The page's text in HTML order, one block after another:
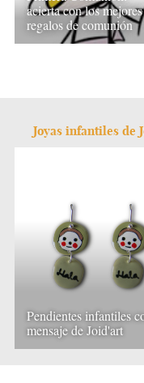
acierta con los mejores
regalos de comunión
Joyas infantiles de
Pendientes infantiles
mensaje de Joid'art